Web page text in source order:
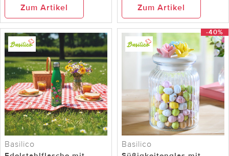
Zum Artikel Zum Artikel
Basilico
-40%
Basilico